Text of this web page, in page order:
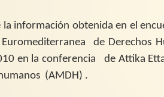
la información obtenida en el
de Derechos
en la conferencia
de Attika
(AMDH) .